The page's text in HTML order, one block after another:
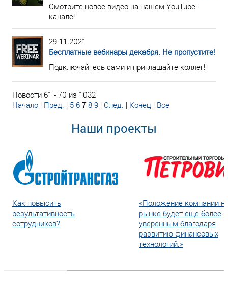
Смотрите новое видео на нашем YouTube-
канале!
29.11.2021
Бесплатные вебинары декабря. Не пропустите!
Подключайтесь сами и приглашайте коллег!
Новости 61 - 70 из 1032
Начало | Пред. | 5 6 7 8 9 | След. | Конец | Все
Наши проекты
Как повысить
результативность
сотрудников?
«Положение компании
рынке будет еще более
уверенным благодаря
развитию финансовых
технологий.»